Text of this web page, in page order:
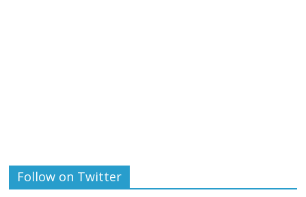
Follow on Twitter